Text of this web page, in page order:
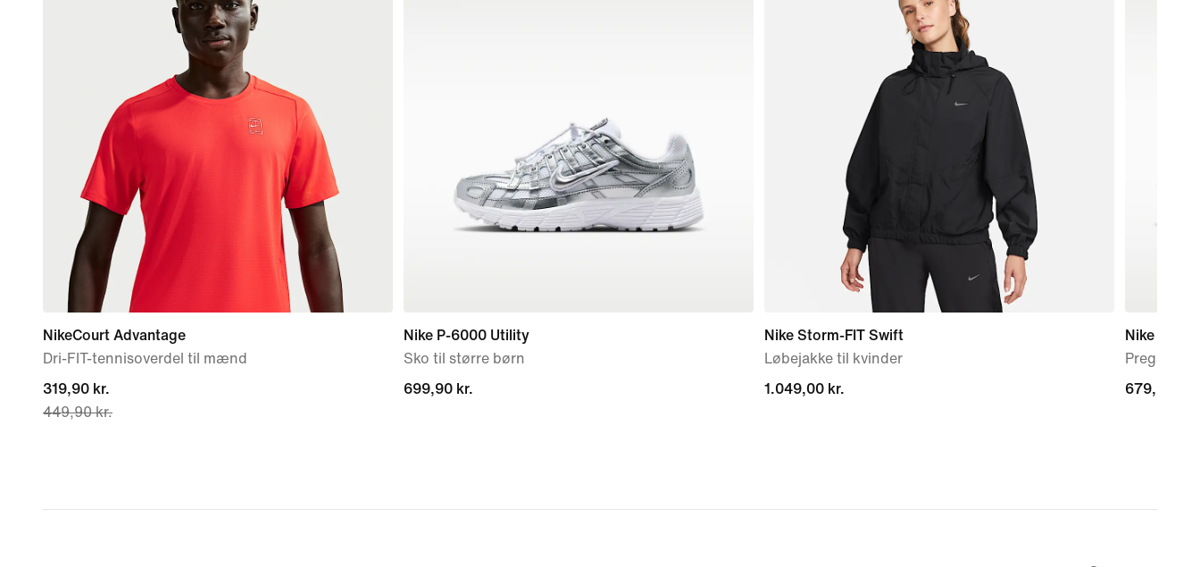
NikeCourt Advantage
Dri-FIT-tennisoverdel til mænd
current
price
449,90 kr.
319,90 kr.
449,90 kr.
Nike P-6000 Utility
Sko til større børn
699,90 kr.
699,90 kr.
Nike Storm-FIT Swift
Løbejakke til kvinder
1.049,00 kr.
1.049,00 kr.
Nike Mind
Pregame-
679,90 kr.
679,90 kr.